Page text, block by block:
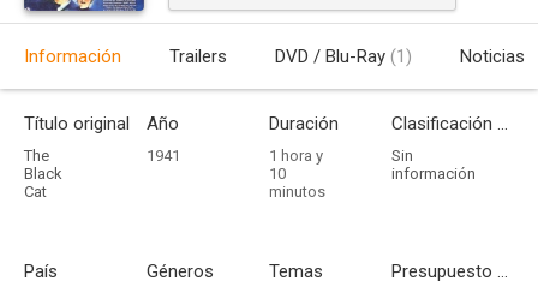
Estrenada
Información Trailers DVD / Blu-Ray (1) Noticias
Título original
The
Black
Cat
Año
1941
Duración
1 hora y
10
minutos
Clasificación por edades
Sin
información
País Géneros Temas Presupuesto - Ingresos